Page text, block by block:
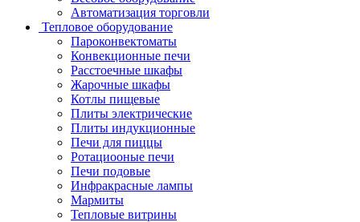
Автоматизация торговли
Тепловое оборудование
Пароконвектоматы
Конвекционные печи
Расстоечные шкафы
Жарочные шкафы
Котлы пищевые
Плиты электрические
Плиты индукционные
Печи для пиццы
Ротациооные печи
Печи подовые
Инфракрасные лампы
Мармиты
Тепловые витрины